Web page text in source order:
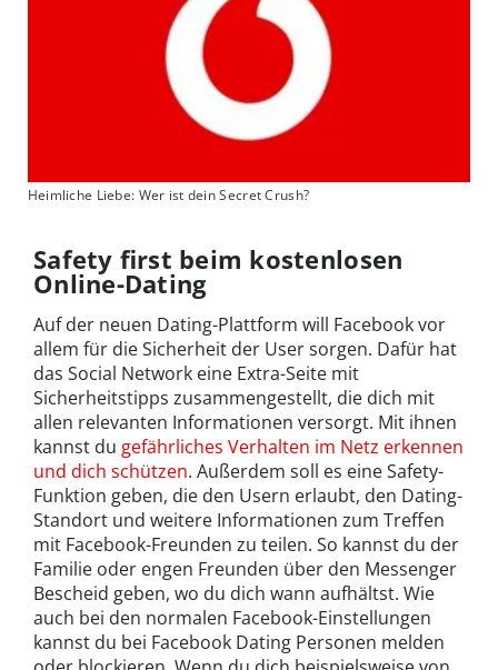
Heimliche Liebe: Wer ist dein Secret Crush?
Safety first beim kostenlosen
Online-Dating
Auf der neuen Dating-Plattform will Facebook vor
allem für die Sicherheit der User sorgen. Dafür hat
das Social Network eine Extra-Seite mit
Sicherheitstipps zusammengestellt, die dich mit
allen relevanten Informationen versorgt. Mit ihnen
kannst du gefährliches Verhalten im Netz erkennen
und dich schützen. Außerdem soll es eine Safety-
Funktion geben, die den Usern erlaubt, den Dating-
Standort und weitere Informationen zum Treffen
mit Facebook-Freunden zu teilen. So kannst du der
Familie oder engen Freunden über den Messenger
Bescheid geben, wo du dich wann aufhältst. Wie
auch bei den normalen Facebook-Einstellungen
kannst du bei Facebook Dating Personen melden